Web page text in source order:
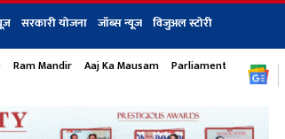
सरकारी योजना जॉब्स न्यूज विजुअल स्टोरी
एंटरटेनमेंट खेल
Ram Mandir Aaj Ka Mausam Parliament Monsoon